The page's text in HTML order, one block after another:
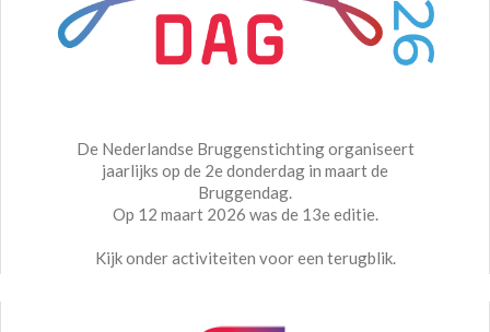
De Nederlandse Bruggenstichting organiseert
jaarlijks op de 2e donderdag in maart de
Bruggendag.
Op 12 maart 2026 was de 13e editie.
Kijk onder activiteiten voor een terugblik.